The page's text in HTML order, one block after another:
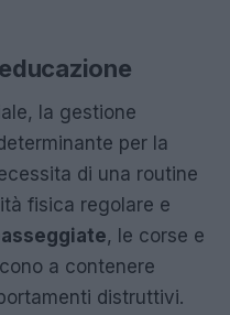
la gestione
per la
di una routine
fisica regolare e
, le corse e
a contenere
distruttivi.